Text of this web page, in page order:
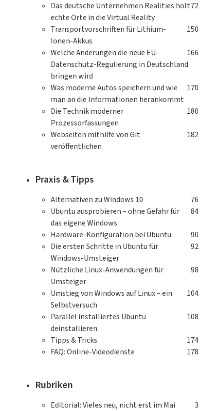
72
Das deutsche Unternehmen Realities holt
echte Orte in die Virtual Reality
150
Transportvorschriften für Lithium-
Ionen-Akkus
166
Welche Änderungen die neue EU-
Datenschutz-Regulierung in Deutschland
bringen wird
170
Was moderne Autos speichern und wie
man an die Informationen herankommt
180
Die Technik moderner
Prozessorfassungen
182
Webseiten mithilfe von Git
veröffentlichen
Praxis & Tipps
76
Alternativen zu Windows 10
84
Ubuntu ausprobieren – ohne Gefahr für
das eigene Windows
90
Hardware-Konfiguration bei Ubuntu
92
Die ersten Schritte in Ubuntu für
Windows-Umsteiger
98
Nützliche Linux-Anwendungen für
Umsteiger
104
Umstieg von Windows auf Linux – ein
Selbstversuch
108
Parallel installiertes Ubuntu
deinstallieren
174
Tipps & Tricks
178
FAQ: Online-Videodienste
Rubriken
3
Editorial: Vieles neu, nicht erst im Mai